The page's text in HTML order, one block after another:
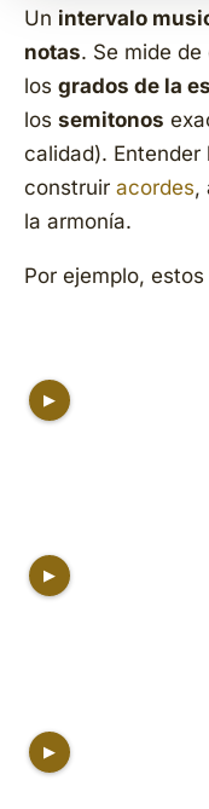
Un intervalo
notas. Se mide
los grados de la
los semitonos
calidad). Entender
construir acordes,
la armonía.
Por ejemplo,
▶
▶
▶